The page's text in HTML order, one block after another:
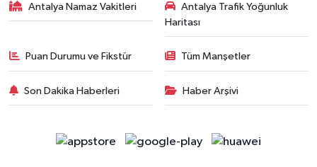
Antalya Namaz Vakitleri
Antalya Trafik Yoğunluk
Haritası
Puan Durumu ve Fikstür Tüm Manşetler
Son Dakika Haberleri Haber Arşivi